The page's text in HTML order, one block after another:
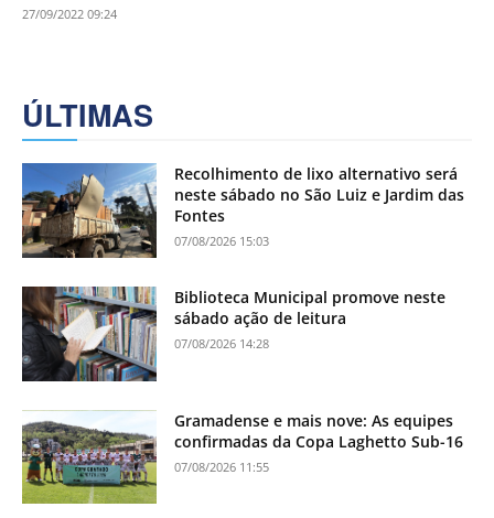
27/09/2022 09:24
ÚLTIMAS
Recolhimento de lixo alternativo será
neste sábado no São Luiz e Jardim das
Fontes
07/08/2026 15:03
Biblioteca Municipal promove neste
sábado ação de leitura
07/08/2026 14:28
Gramadense e mais nove: As equipes
confirmadas da Copa Laghetto Sub-16
07/08/2026 11:55